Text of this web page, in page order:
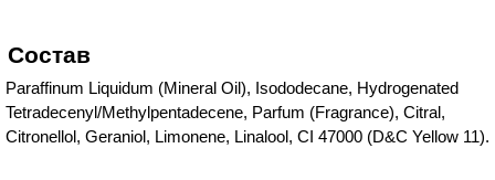
Состав
Paraffinum Liquidum (Mineral Oil), Isododecane, Hydrogenated
Tetradecenyl/Methylpentadecene, Parfum (Fragrance), Citral,
Citronellol, Geraniol, Limonene, Linalool, CI 47000 (D&C Yellow 11).